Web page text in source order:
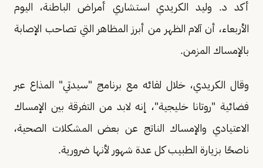
أكد د. وليد الكريدي استشاري أمراض الباطنة، اليوم
الأربعاء، أن آلام الظهر من أبرز المظاهر التي تصاحب الإصابة
بالإمساك المزمن.
وقال الكريدي، خلال لقائه مع برنامج "سيدتي" المذاع عبر
فضائية "روتانا خليجية"، إنه لابد من التفرقة بين الإمساك
الاعتيادي والإمساك الناتج عن بعض المشكلات الصحية،
ناصحًا بزيارة الطبيب كل عدة شهور لأنها ضرورية.